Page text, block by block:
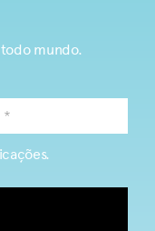
todo mundo.